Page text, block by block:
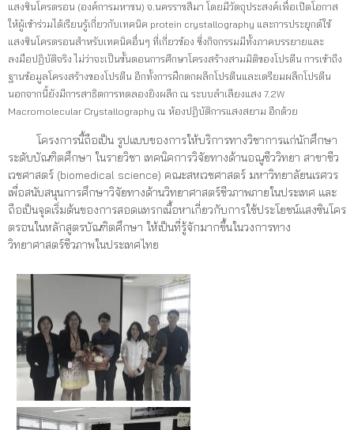
แสงซินโครตรอน (องค์การมหาชน) จ.นครราชสีมา โดยมีวัตถุประสงค์เพื่อเปิดโอกาส
ให้ผู้เข้าร่วมได้เรียนรู้เกี่ยวกับเทคนิค protein crystallography และการประยุกต์ใช้
แสงซินโครตรอนสำหรับเทคนิคอื่นๆ ที่เกี่ยวข้อง ซึ่งกิจกรรมมีทั้งภาคบรรยายและ
ลงมือปฏิบัติจริง ไม่ว่าจะเป็นขั้นตอนการศึกษาโครงสร้างสามมิติของโปรตีน การเข้าถึง
ฐานข้อมูลโครงสร้างของโปรตีน อีกทั้งการฝึกตกผลึกโปรตีนและเตรียมผลึกโปรตีน
นอกจากนี้ยังมีการสาธิตการทดลองยิงผลึก ณ ระบบลำเลียงแสง 7.2W
Macromolecular Crystallography ณ ห้องปฏิบัติการแสงสยาม อีกด้วย
โครงการนี้ถือเป็น รูปแบบของการให้บริการทางวิชาการแก่นักศึกษา
ระดับบัณฑิตศึกษา ในรายวิชา เทคนิคการวิจัยทางด้านอณูชีววิทยา สาขาชีว
เวชศาสตร์ (biomedical science) คณะสหเวชศาสตร์ มหาวิทยาลัยนเรศวร
เพื่อสนับสนุนการศึกษาวิจัยทางด้านวิทยาศาสตร์ชีวภาพภายในประเทศ และ
ถือเป็นจุดเริ่มต้นของการสอดแทรกเนื้อหาเกี่ยวกับการใช้ประโยชน์แสงซินโคร
ตรอนในหลักสูตรบัณฑิตศึกษา ให้เป็นที่รู้จักมากขึ้นในวงการทาง
วิทยาศาสตร์ชีวภาพในประเทศไทย